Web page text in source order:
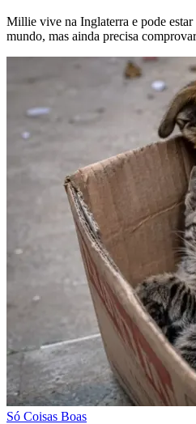
Millie vive na Inglaterra e pode estar
mundo, mas ainda precisa
Só Coisas Boas